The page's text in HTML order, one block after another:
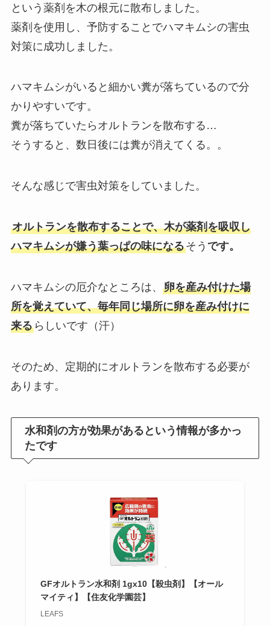
という薬剤を木の根元に散布しました。
薬剤を使用し、予防することでハマキムシの害虫
対策に成功しました。
ハマキムシがいると細かい糞が落ちているので分
かりやすいです。
糞が落ちていたらオルトランを散布する…
そうすると、数日後には糞が消えてくる。。
そんな感じで害虫対策をしていました。
オルトランを散布することで、木が薬剤を吸収し
ハマキムシが嫌う葉っぱの味になるそう です。
ハマキムシの厄介なところは、 卵を産み付けた場
所を覚えていて、毎年同じ場所に卵を産み付けに
来るらしいです（汗）
そのため、定期的にオルトランを散布する必要が
あります。
水和剤の方が効果があるという情報が多かっ
たです
GFオルトラン水和剤 1gx10【殺虫剤】【オール
マイティ】【住友化学園芸】
LEAFS